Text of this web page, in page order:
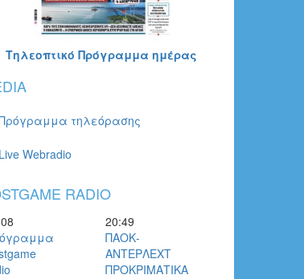
Τηλεοπτικό Πρόγραμμα ημέρας
τηλεόρασης
Live Webradio
RADIO
20:49
ΠΑΟΚ-
ΑΝΤΕΡΛΕΧΤ
ΠΡΟΚΡΙΜΑΤΙΚΑ